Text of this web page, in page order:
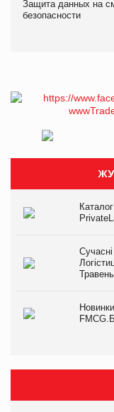
Защита данных на
безопасности
Травень